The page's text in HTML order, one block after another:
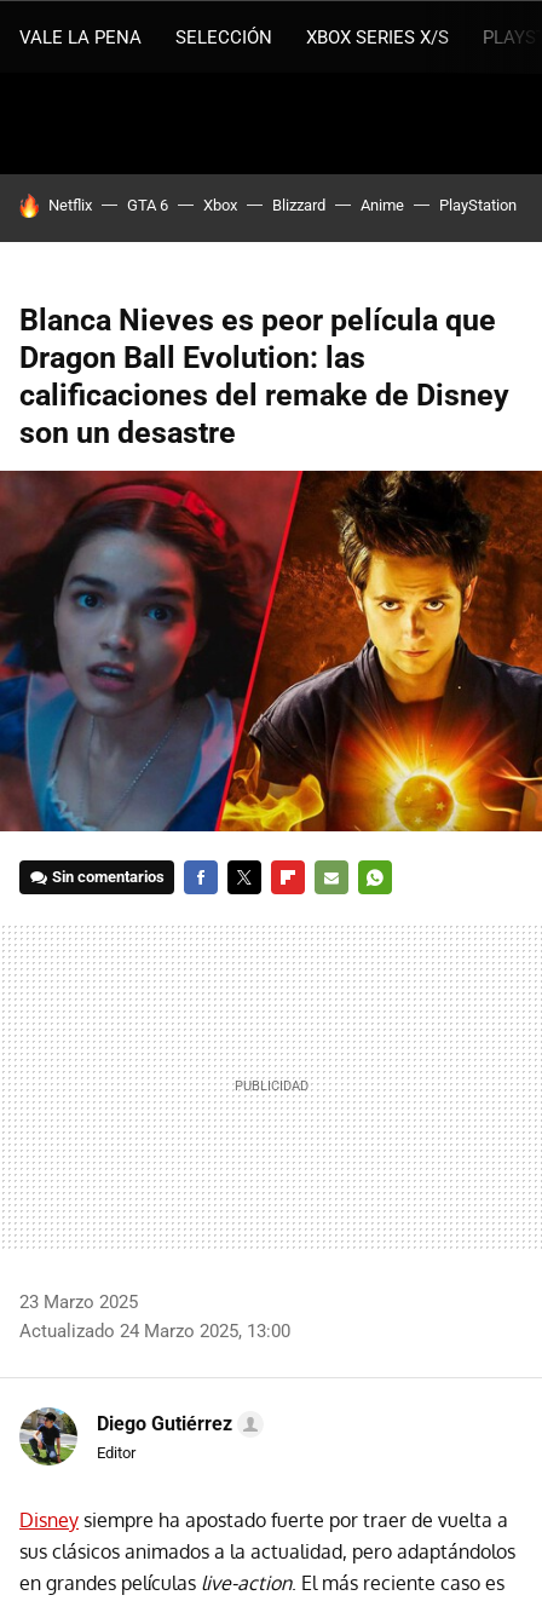
VALE LA PENA SELECCIÓN XBOX SERIES X/S
HOY SE HABLA DE
Netflix GTA 6 Xbox Blizzard Anime PlayStation
Blanca Nieves es peor película que
Dragon Ball Evolution: las
calificaciones del remake de Disney
son un desastre
Sin comentarios
MAIL
23 Marzo 2025
Actualizado 24 Marzo 2025, 13:00
Diego Gutiérrez
Editor
Disney siempre ha apostado fuerte por traer de vuelta a
sus clásicos animados a la actualidad, pero adaptándolos
en grandes películas live-action. El más reciente caso es